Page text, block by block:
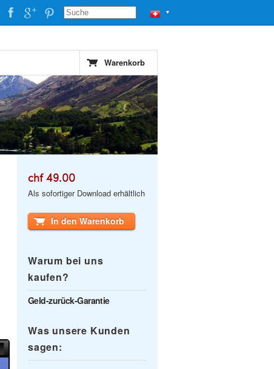
▼
Warenkorb
chf 49.00
Als sofortiger Download erhältlich
In den Warenkorb
Warum bei uns
kaufen?
Geld-zurück-Garantie
Was unsere Kunden
sagen: